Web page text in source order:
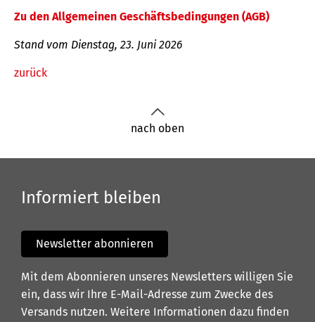
Zu den Allgemeinen Geschäftsbedingungen (AGB)
Stand vom Dienstag, 23. Juni 2026
zurück
nach oben
Informiert bleiben
Newsletter abonnieren
Mit dem Abonnieren unseres Newsletters willigen Sie
ein, dass wir Ihre E-Mail-Adresse zum Zwecke des
Versands nutzen. Weitere Informationen dazu finden